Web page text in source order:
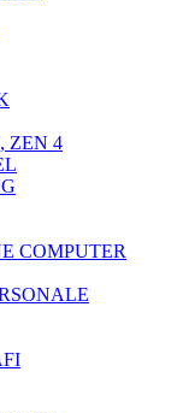
ZEN 4
COMPUTER